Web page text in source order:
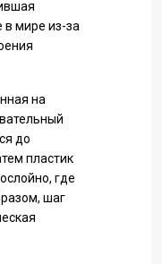
в мире из-за
на
до
пластик
где
шаг